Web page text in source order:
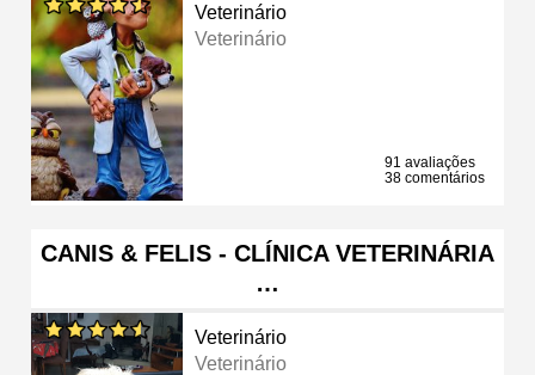
Veterinário
Veterinário
91 avaliações
38 comentários
CANIS & FELIS - CLÍNICA VETERINÁRIA
…
Veterinário
Veterinário